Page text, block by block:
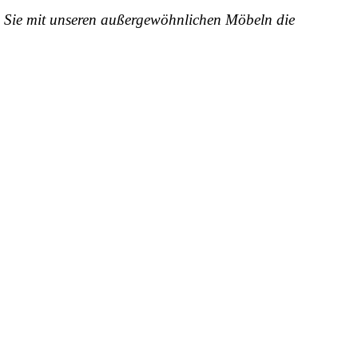
mit unseren außergewöhnlichen Möbeln die